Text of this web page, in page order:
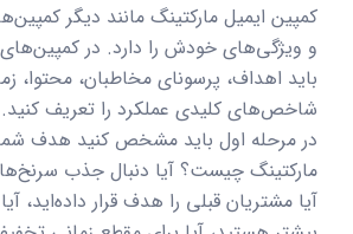
کمپین ایمیل مارکتینگ مانند دیگر
و ویژگی‌های خودش را دارد. در کمپین‌های
باید اهداف، پرسونای مخاطبان، محتوا،
شاخص‌های کلیدی عملکرد را تعریف کنید.
در مرحله اول باید مشخص کنید هدف شما
مارکتینگ چیست؟ آیا دنبال جذب
آیا مشتریان قبلی را هدف قرار داده‌اید،